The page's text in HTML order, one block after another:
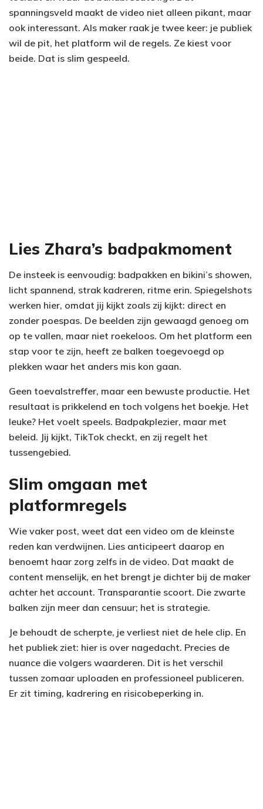
spanningsveld maakt de video niet alleen pikant, maar
ook interessant. Als maker raak je twee keer: je publiek
wil de pit, het platform wil de regels. Ze kiest voor
beide. Dat is slim gespeeld.
Lies Zhara’s badpakmoment
De insteek is eenvoudig: badpakken en bikini’s showen,
licht spannend, strak kadreren, ritme erin. Spiegelshots
werken hier, omdat jij kijkt zoals zij kijkt: direct en
zonder poespas. De beelden zijn gewaagd genoeg om
op te vallen, maar niet roekeloos. Om het platform een
stap voor te zijn, heeft ze balken toegevoegd op
plekken waar het anders mis kon gaan.
Geen toevalstreffer, maar een bewuste productie. Het
resultaat is prikkelend en toch volgens het boekje. Het
leuke? Het voelt speels. Badpakplezier, maar met
beleid. Jij kijkt, TikTok checkt, en zij regelt het
tussengebied.
Slim omgaan met
platformregels
Wie vaker post, weet dat een video om de kleinste
reden kan verdwijnen. Lies anticipeert daarop en
benoemt haar zorg zelfs in de video. Dat maakt de
content menselijk, en het brengt je dichter bij de maker
achter het account. Transparantie scoort. Die zwarte
balken zijn meer dan censuur; het is strategie.
Je behoudt de scherpte, je verliest niet de hele clip. En
het publiek ziet: hier is over nagedacht. Precies de
nuance die volgers waarderen. Dit is het verschil
tussen zomaar uploaden en professioneel publiceren.
Er zit timing, kadrering en risicobeperking in.